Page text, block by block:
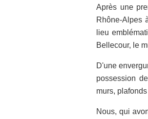
Après une
Rhône-Alpes
lieu
Bellecour, le
D'une
possession
murs,
Nous, qui